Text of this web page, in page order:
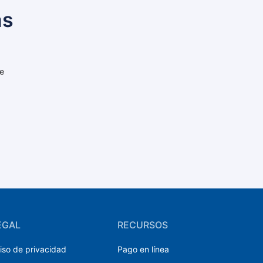
de privacidad
RECURSOS
Pago en línea